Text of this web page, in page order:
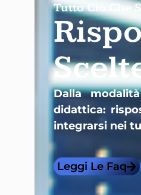
Tutto Ciò Che
Dalla
didattica:
integrarsi nei
Leggi Le Faq